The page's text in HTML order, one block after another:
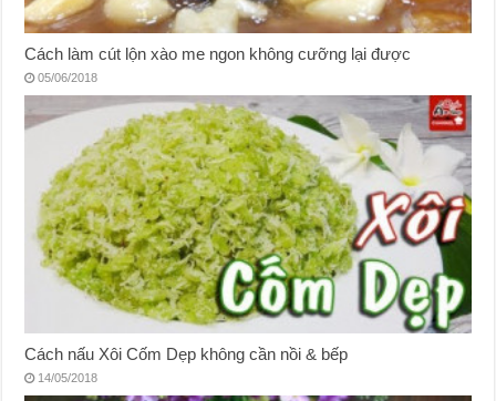
Cách làm cút lộn xào me ngon không cưỡng lại được
05/06/2018
Cách nấu Xôi Cốm Dẹp không cần nồi & bếp
14/05/2018